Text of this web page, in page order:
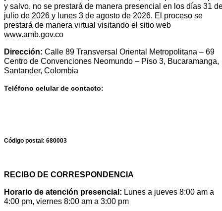
y salvo, no se prestará de manera presencial en los días 31
julio de 2026 y lunes 3 de agosto de 2026. El proceso se
prestará de manera virtual visitando el sitio web
www.amb.gov.co
Dirección: Calle 89 Transversal Oriental Metropolitana – 69
Centro de Convenciones Neomundo – Piso 3, Bucaramanga,
Santander, Colombia
Teléfono celular de contacto:
Código postal: 680003
RECIBO DE CORRESPONDENCIA
Horario de atención presencial: Lunes a jueves 8:00 am a
4:00 pm, viernes 8:00 am a 3:00 pm